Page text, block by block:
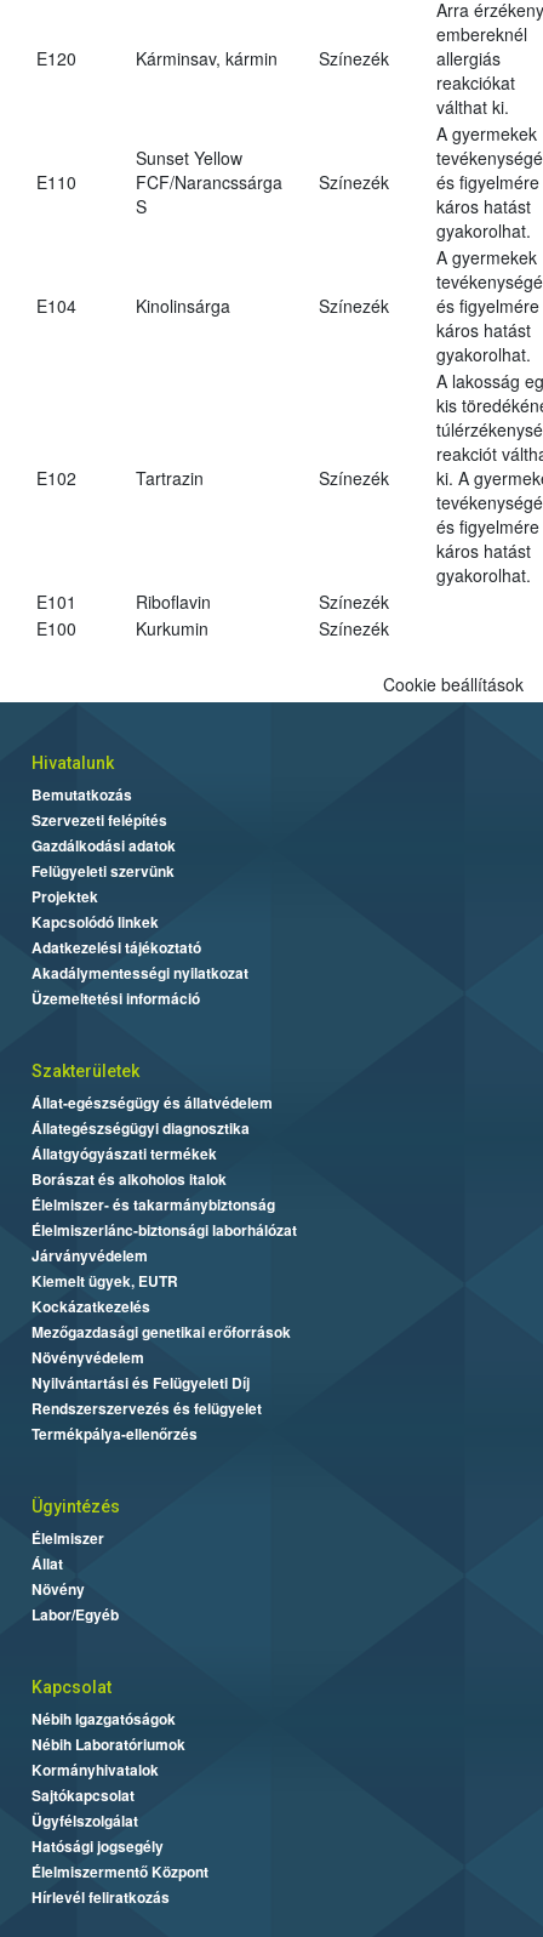
E120 Kárminsav, kármin Színezék
Arra érzékeny
embereknél
allergiás
reakciókat
válthat ki.
E110
Sunset Yellow
FCF/Narancssárga
S
Színezék
A gyermekek
és figyelmére
káros hatást
gyakorolhat.
E104 Kinolinsárga Színezék
A gyermekek
és figyelmére
káros hatást
gyakorolhat.
E102 Tartrazin Színezék
A lakosság
kis
reakciót
ki. A
és figyelmére
káros hatást
gyakorolhat.
E101
Riboflavin
Színezék
E100
Kurkumin Színezék
Cookie beállítások
Hivatalunk
Bemutatkozás
Szervezeti felépítés
Gazdálkodási adatok
Felügyeleti szervünk
Projektek
Kapcsolódó linkek
Adatkezelési tájékoztató
Akadálymentességi nyilatkozat
Üzemeltetési információ
Szakterületek
Állat-egészségügy és állatvédelem
Állategészségügyi diagnosztika
Állatgyógyászati termékek
Borászat és alkoholos italok
Élelmiszer- és takarmánybiztonság
Élelmiszerlánc-biztonsági laborhálózat
Járványvédelem
Kiemelt ügyek, EUTR
Kockázatkezelés
Mezőgazdasági genetikai erőforrások
Növényvédelem
Nyilvántartási és Felügyeleti Díj
Rendszerszervezés és felügyelet
Termékpálya-ellenőrzés
Ügyintézés
Élelmiszer
Állat
Növény
Labor/Egyéb
Kapcsolat
Nébih Igazgatóságok
Nébih Laboratóriumok
Kormányhivatalok
Sajtókapcsolat
Ügyfélszolgálat
Hatósági jogsegély
Élelmiszermentő Központ
Hírlevél feliratkozás